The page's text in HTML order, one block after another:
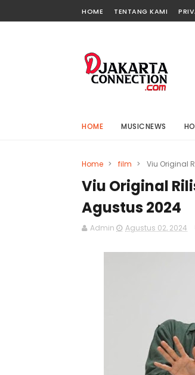
HOME TENTANG KAMI
HOME MUSICNEWS
Home > film > Viu Original
Viu Original
Agustus 2024
Admin Agustus 02, 2024